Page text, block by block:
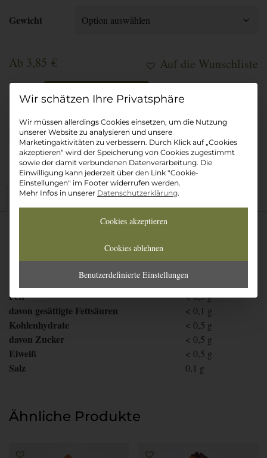
Gewicht
Auf die Wunschliste
Ab 3,85 €
Ingwer-
Orange
Menge
In den Warenkorb
Artikelnummer:916
Zutaten & Nährwerte
2
Fett < 0,5g
davon gesättigte Fettsäuren < 0,1 g
Kohlenhydrate < 0,5 g
davon Zucker < 0,5 g
Eiweiß < 0,5 g
Salz 0,1 g
Ähnliche Produkte
Datenschutz-Präferenz
Wir müssen allerdings Cookies einsetzen, um die Nutzung
unserer Website zu analysieren und unsere
Marketingaktivitäten zu verbessern. Durch Klick auf „Cookies
akzeptieren“ wird der Speicherung von Cookies zugestimmt
sowie der damit verbundenen Datenverarbeitung. Die
Einwilligung kann jederzeit über den Link "Cookie-
Einstellungen" im Footer widerrufen werden.
Mehr Infos in unserer Datenschutzerklärung.
Cookies akzeptieren
Cookies ablehnen
Benutzerdefinierte Einstellungen